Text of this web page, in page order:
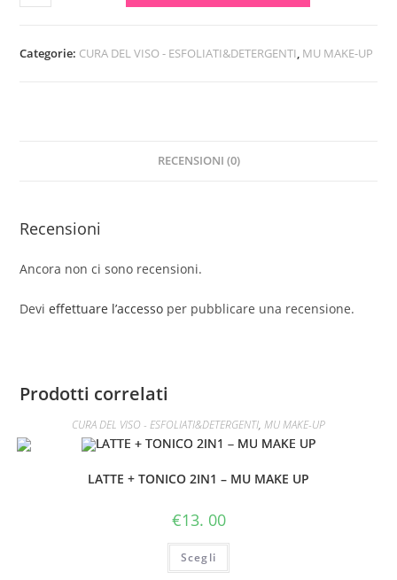
LOVE’S
STRUCCANTE
Categorie: CURA DEL VISO - ESFOLIATI&DETERGENTI, MU MAKE-UP
RECENSIONI (0)
Recensioni
Ancora non ci sono recensioni.
Devieffettuare l’accesso per pubblicare una recensione.
Prodotti correlati
CURA DEL VISO - ESFOLIATI&DETERGENTI, MU MAKE-UP
LATTE + TONICO 2IN1 – MU MAKE UP
€13. 00
Scegli